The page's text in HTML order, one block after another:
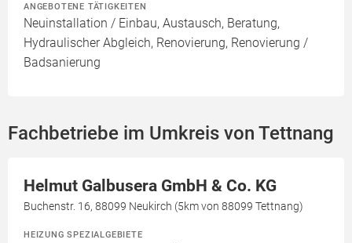
ANGEBOTENE TÄTIGKEITEN
Neuinstallation / Einbau, Austausch, Beratung,
Hydraulischer Abgleich, Renovierung, Renovierung /
Badsanierung
Fachbetriebe im Umkreis von Tettnang
Helmut Galbusera GmbH & Co. KG
Buchenstr. 16, 88099 Neukirch (5km von 88099 Tettnang)
HEIZUNG SPEZIALGEBIETE